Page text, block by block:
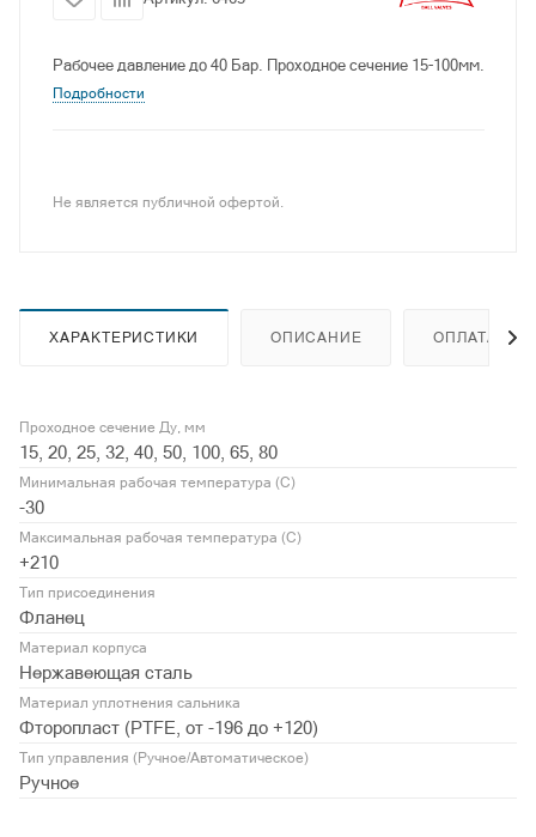
Рабочее давление до 40 Бар. Проходное сечение 15-100мм.
Подробности
Не является публичной офертой.
ХАРАКТЕРИСТИКИ ОПИСАНИЕ ОПЛАТА
Проходное сечение Ду, мм
15, 20, 25, 32, 40, 50, 100, 65, 80
Минимальная рабочая температура (С)
-30
Максимальная рабочая температура (С)
+210
Тип присоединения
Фланец
Материал корпуса
Нержавеющая сталь
Материал уплотнения сальника
Фторопласт (PTFE, от -196 до +120)
Тип управления (Ручное/Автоматическое)
Ручное